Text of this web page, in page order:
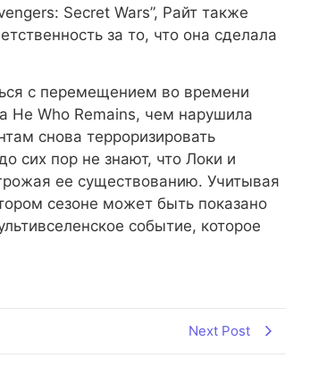
Secret Wars”, Райт также
за то, что она сделала
с перемещением во времени
He Who Remains, чем нарушила
снова терроризировать
сих пор не знают, что Локи и
ее существованию. Учитывая
сезоне может быть показано
событие, которое
Next Post